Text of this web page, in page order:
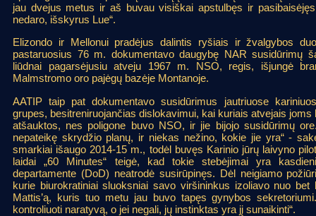
jau dvejus metus ir aš buvau visiškai apstulbęs ir
nedaro, išskyrus Lue“.
Elizondo ir Mellonui pradėjus dalintis ryšiais ir žvalgybos
pastaruosius 76 m. dokumentavo daugybę NAR susidūrimų
liūdnai pagarsėjusiu atveju 1967 m. NSO, regis, išjungė
Malmstromo oro pajėgų bazėje Montanoje.
AATIP taip pat dokumentavo susidūrimus jautriuose
grupes, besitreniruojančias dislokavimui, kai kuriais atvejais joms
atšauktos, nes poligone buvo NSO, ir jie bijojo susidūrimų
nepateikę skrydžio planų, ir niekas nežino, kokie jie yra“ -
smarkiai išaugo 2014-15 m., todėl buvęs Karinio jūrų laivyno
laidai „60 Minutes“ teigė, kad tokie stebėjimai yra
departamente (DoD) neatrodė susirūpinęs. Dėl neigiamo
kurie biurokratiniai sluoksniai savo viršininkus izoliavo nuo
Mattis’ą, kuris tuo metu jau buvo tapęs gynybos
kontroliuoti naratyvą, o jei negali, jų instinktas yra jį sunaikinti“.